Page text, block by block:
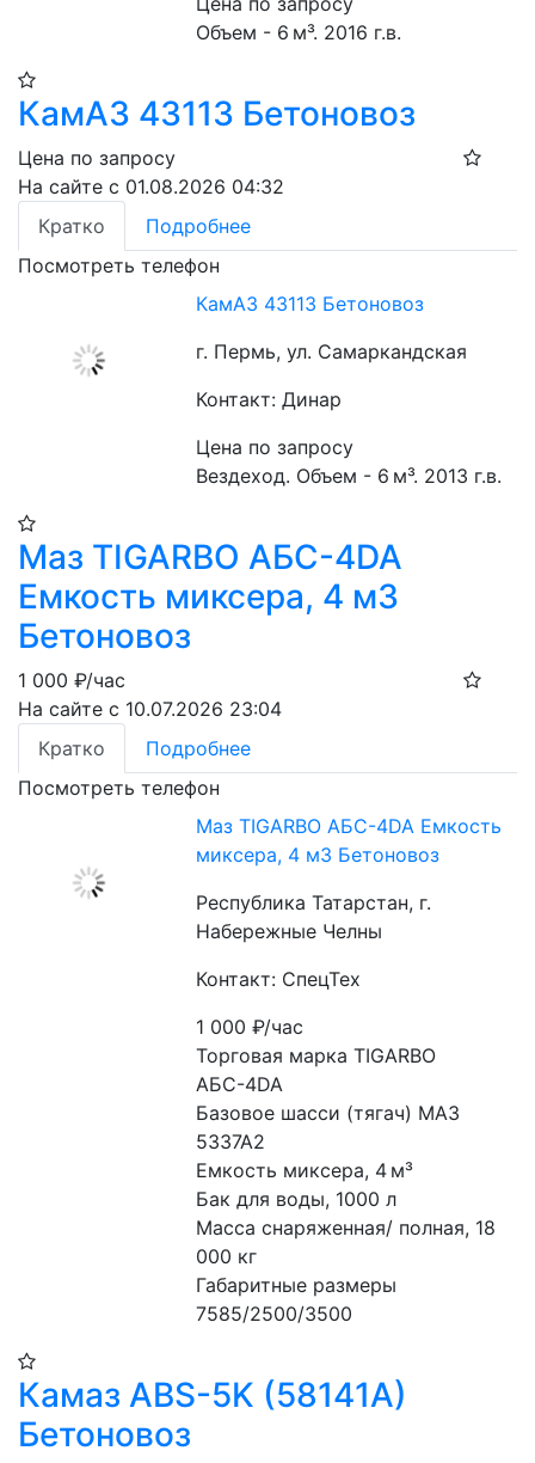
Объем - 6 м³. 2016 г.в.
КамАЗ 43113 Бетоновоз
Цена по запросу
На сайте с 01.08.2026 04:32
Кратко
Подробнее
Посмотреть телефон
КамАЗ 43113 Бетоновоз
г. Пермь, ул. Самаркандская
Контакт: Динар
Цена по запросу
Вездеход. Объем - 6 м³. 2013 г.в.
Маз TIGARBO АБС-4DA
Емкость миксера, 4 м3
Бетоновоз
1 000 ₽/час
На сайте с 10.07.2026 23:04
Кратко
Подробнее
Посмотреть телефон
Маз TIGARBO АБС-4DA Емкость
миксера, 4 м3 Бетоновоз
Республика Татарстан, г.
Набережные Челны
Контакт: СпецТех
1 000₽/час
Торговая марка TIGARBO
АБС-4DA
Базовое шасси (тягач) МАЗ
5337А2
Емкость миксера, 4 м³
Бак для воды, 1000 л
Масса снаряженная/ полная, 18
000 кг
Габаритные размеры
7585/2500/3500
Камаз ABS-5K (58141A)
Бетоновоз